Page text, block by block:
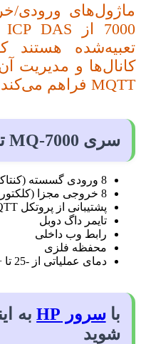
تعبیه‌شده هستند
کانال‌ها و مدیریت
MQTT فراهم می‌کند.
سری MQ-7000 توسط ICP-DAS
8 ورودی گسسته (کنتاکت خشک یا کنتاکت برق خارجی)
8 خروجی مجزا (کلکتور لخت (NPN/PNP)
پشتیبانی از پروتکل MQTT نسخه 3.1.1
تایمر داگ دوبل
رابط وب داخلی
محفظه فلزی
دمای عملیاتی از -25 تا +75 درجه سانتیگراد است
باسرور HP
شوید